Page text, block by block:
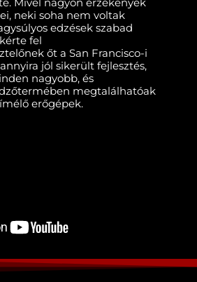
Mivel nagyon érzékenyek
neki soha nem voltak
edzések szabad
fel
őt a San Francisco-i
jól sikerült fejlesztés,
nagyobb, és
megtalálhatóak
erőgépek.